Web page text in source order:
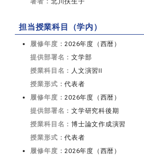
担当授業科目（学内）
履修年度：2026年度（西暦）
提供部署名：文学部
授業科目名： 人文演習II
授業形式：代表者
履修年度：2026年度（西暦）
提供部署名：文学研究科後期
授業科目名：博士論文作成演習
授業形式：代表者
履修年度：2026年度（西暦）